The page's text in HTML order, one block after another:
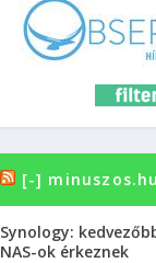
[-] minuszos.hu
Synology:
NAS-ok érkeznek